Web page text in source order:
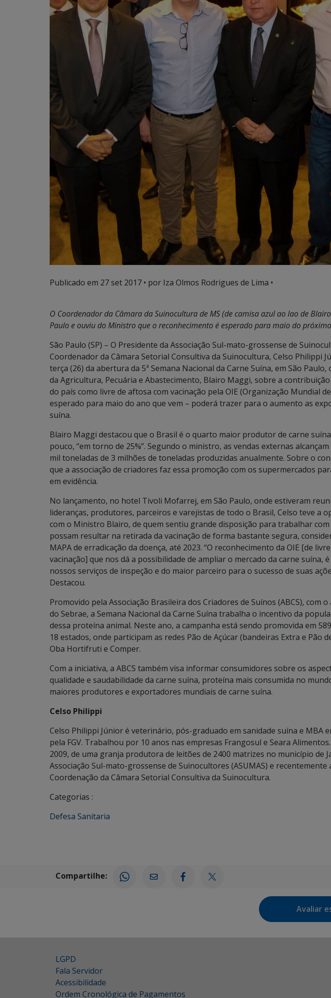
Publicado em 27 set 2017 • por Iza Olmos Rodrigues de Lima •
O Coordenador da Câmara da Suinocultura de MS (de camisa azul ao lao de
Paulo e ouviu do Ministro que o reconhecimento é esperado para maio do
São Paulo (SP) – O Presidente da Associação Sul-mato-grossense de
Coordenador da Câmara Setorial Consultiva da Suinocultura, Celso Philippi
terça (26) da abertura da 5ª Semana Nacional da Carne Suína, em São
da Agricultura, Pecuária e Abastecimento, Blairo Maggi, sobre a
do país como livre de aftosa com vacinação pela OIE (Organização Mundial
esperado para maio do ano que vem – poderá trazer para o aumento as
suína.
Blairo Maggi destacou que o Brasil é o quarto maior produtor de carne
pouco, “em torno de 25%”. Segundo o ministro, as vendas externas
mil toneladas de 3 milhões de toneladas produzidas anualmente. Sobre o
que a associação de criadores faz essa promoção com os supermercados
em evidência.
No lançamento, no hotel Tivoli Mofarrej, em São Paulo, onde estiveram
lideranças, produtores, parceiros e varejistas de todo o Brasil, Celso teve a
com o Ministro Blairo, de quem sentiu grande disposição para trabalhar com
possam resultar na retirada da vacinação de forma bastante segura,
MAPA de erradicação da doença, até 2023. “O reconhecimento da OIE [de
vacinação] que nos dá a possibilidade de ampliar o mercado da carne suína,
nossos serviços de inspeção e do maior parceiro para o sucesso de suas
Destacou.
Promovido pela Associação Brasileira dos Criadores de Suínos (ABCS), com
do Sebrae, a Semana Nacional da Carne Suína trabalha o incentivo da
dessa proteína animal. Neste ano, a campanha está sendo promovida em
18 estados, onde participam as redes Pão de Açúcar (bandeiras Extra e Pão
Oba Hortifruti e Comper.
Com a iniciativa, a ABCS também visa informar consumidores sobre os
qualidade e saudabilidade da carne suína, proteína mais consumida no
maiores produtores e exportadores mundiais de carne suína.
Celso Philippi
Celso Philippi Júnior é veterinário, pós-graduado em sanidade suína e MBA
pela FGV. Trabalhou por 10 anos nas empresas Frangosul e Seara
2009, de uma granja produtora de leitões de 2400 matrizes no município de
Associação Sul-mato-grossense de Suinocultores (ASUMAS) e recentemente
Coordenação da Câmara Setorial Consultiva da Suinocultura.
Categorias :
Defesa Sanitaria
Compartilhe:
Avaliar
LGPD
Fala Servidor
Acessibilidade
Ordem Cronológica de Pagamentos